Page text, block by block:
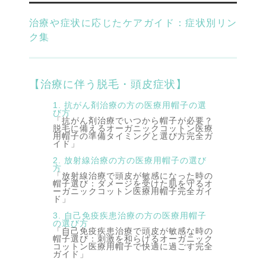
治療や症状に応じたケアガイド：症状別リン
ク集
【治療に伴う脱毛・頭皮症状】
1. 抗がん剤治療の方の医療用帽子の選
び方
「抗がん剤治療でいつから帽子が必要？
脱毛に備えるオーガニックコットン医療
用帽子の準備タイミングと選び方完全ガ
イド」
2. 放射線治療の方の医療用帽子の選び
方
「放射線治療で頭皮が敏感になった時の
帽子選び：ダメージを受けた肌を守るオ
ーガニックコットン医療用帽子完全ガイ
ド」
3. 自己免疫疾患治療の方の医療用帽子
の選び方
「自己免疫疾患治療で頭皮が敏感な時の
帽子選び：刺激を和らげるオーガニック
コットン医療用帽子で快適に過ごす完全
ガイド」